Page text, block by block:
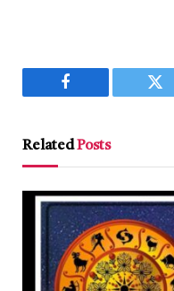
Facebook
RelatedPosts